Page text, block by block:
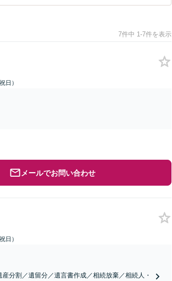
7件中 1-7件を表示
日）
メールでお問い合わせ
日）
分割／遺留分／遺言書作成／相続放棄／相続人・